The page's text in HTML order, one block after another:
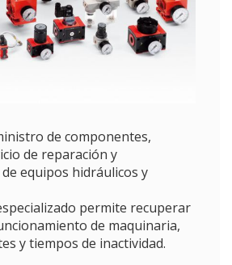
de componentes,
de reparación y
equipos hidráulicos y
permite recuperar
de maquinaria,
y tiempos de inactividad.